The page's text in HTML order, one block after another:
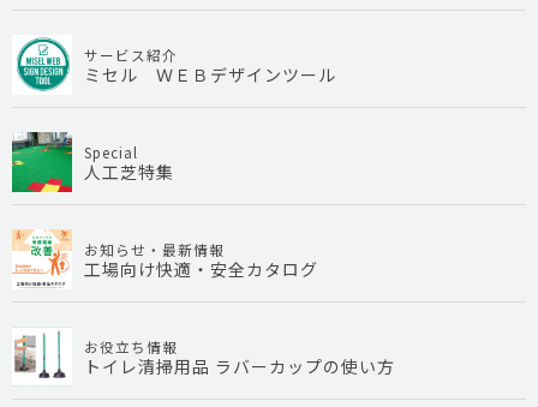
サービス紹介
ミセル ＷＥＢデザインツール
Special
人工芝特集
お知らせ・最新情報
工場向け快適・安全カタログ
お役立ち情報
トイレ清掃用品 ラバーカップの使い方